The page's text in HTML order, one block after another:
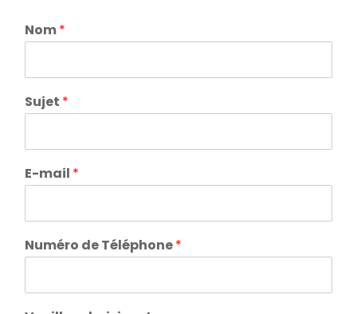
Nom*
Sujet *
E-mail *
Numéro de Téléphone*